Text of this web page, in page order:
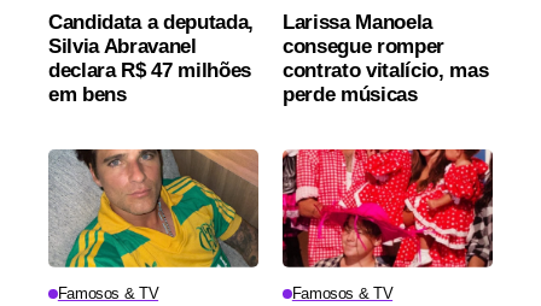
Candidata a deputada,
Silvia Abravanel
declara R$ 47 milhões
em bens
Larissa Manoela
consegue romper
contrato vitalício, mas
perde músicas
Famosos & TV Famosos & TV